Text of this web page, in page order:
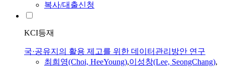
복사/대출신청
KCI등재
국·공유지의 활용 제고를 위한 데이터관리방안 연구
최희영(Choi, HeeYoung),이성창(Lee, SeongChang),